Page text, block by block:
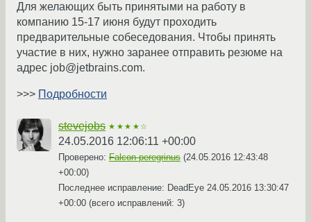
Для желающих быть принятыми на работу в
компанию 15-17 июня будут проходить
предварительные собеседования. Чтобы принять
участие в них, нужно заранее отправить резюме на
адрес job@jetbrains.com.
>>> Подробности
stevejobs ★★★★☆
24.05.2016 12:06:11 +00:00
Проверено: Falcon-peregrinus (24.05.2016 12:43:48
+00:00)
Последнее исправление: DeadEye 24.05.2016 13:30:47
+00:00 (всего исправлений: 3)